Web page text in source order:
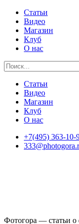
Статьи
Видео
Магазин
Клуб
О нас
Статьи
Видео
Магазин
Клуб
О нас
+7(495) 363-10-
Фотогора — статьи